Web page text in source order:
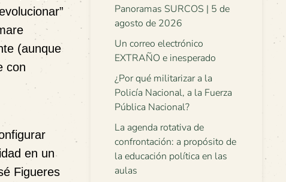
(aunque
con
en un
Figueres
Panoramas SURCOS | 5 de
agosto de 2026
Un correo electrónico
EXTRAÑO e inesperado
¿Por qué militarizar a la
Policía Nacional, a la Fuerza
Pública Nacional?
La agenda rotativa de
confrontación: a propósito de
la educación política en las
aulas